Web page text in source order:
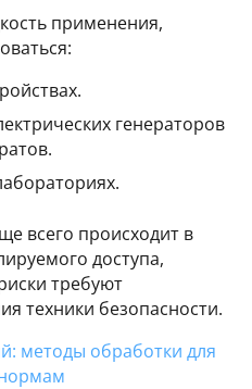
применения,
генераторов
всего происходит в
доступа,
требуют
техники безопасности.
методы обработки для